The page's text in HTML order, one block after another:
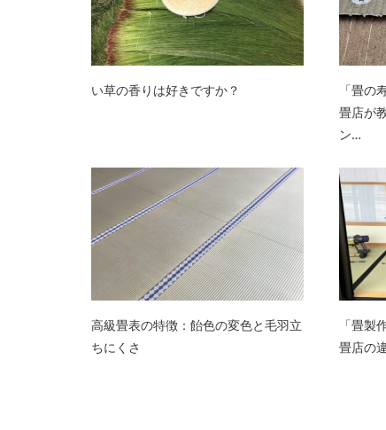
い草の香りは好きですか？
「畳の
畳店が
ン…
高級畳表の特徴：飴色の変色と毛羽立
ちにくさ
「畳製
畳店の